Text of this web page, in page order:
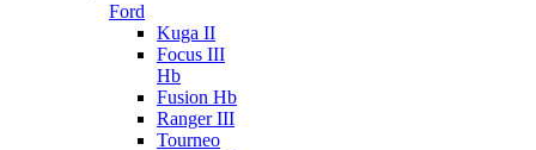
Ford
Kuga II
Focus III
Hb
Fusion Hb
Ranger III
Tourneo